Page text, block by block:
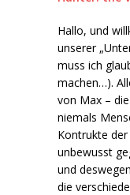
Hallo, und
unserer
muss ich
machen…).
von Max –
niemals
Kontrukte
unbewusst
und
die